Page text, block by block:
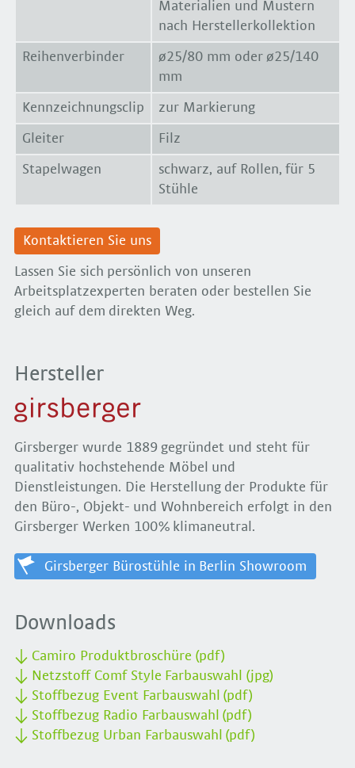
Materialien und Mustern
nach Herstellerkollektion
Reihenverbinder
ø25/80 mm oder ø25/140
mm
Kennzeichnungsclip zur Markierung
Gleiter Filz
Stapelwagen
schwarz, auf Rollen, für 5
Stühle
Kontaktieren Sie uns
Lassen Sie sich persönlich von unseren
Arbeitsplatzexperten beraten oder bestellen Sie
gleich auf dem direkten Weg.
Hersteller
Girsberger wurde 1889 gegründet und steht für
qualitativ hochstehende Möbel und
Dienstleistungen. Die Herstellung der Produkte für
den Büro-, Objekt- und Wohnbereich erfolgt in den
Girsberger Werken 100% klimaneutral.
Girsberger Bürostühle in Berlin Showroom
Downloads
Camiro Produktbroschüre (pdf)
Netzstoff Comf Style Farbauswahl (jpg)
Stoffbezug Event Farbauswahl (pdf)
Stoffbezug Radio Farbauswahl (pdf)
Stoffbezug Urban Farbauswahl (pdf)